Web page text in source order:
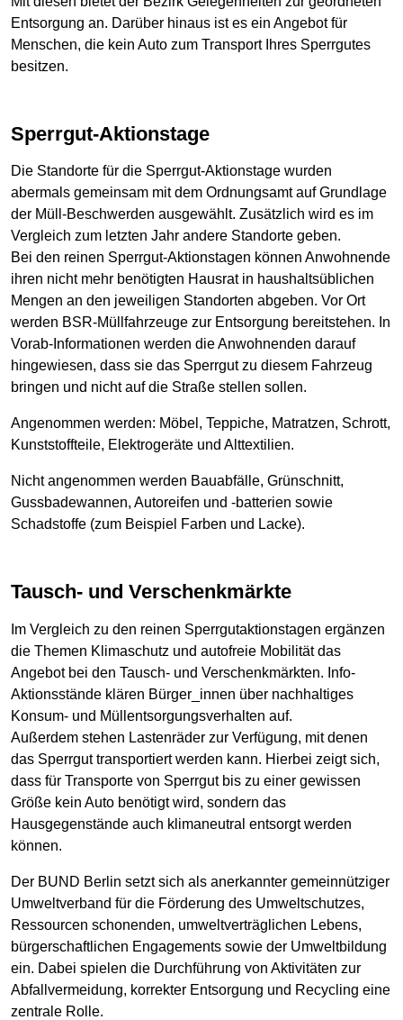
Entsorgung an. Darüber hinaus ist es ein Angebot für
Menschen, die kein Auto zum Transport Ihres Sperrgutes
besitzen.
Sperrgut-Aktionstage
Die Standorte für die Sperrgut-Aktionstage wurden
abermals gemeinsam mit dem Ordnungsamt auf Grundlage
der Müll-Beschwerden ausgewählt. Zusätzlich wird es im
Vergleich zum letzten Jahr andere Standorte geben.
Bei den reinen Sperrgut-Aktionstagen können Anwohnende
ihren nicht mehr benötigten Hausrat in haushaltsüblichen
Mengen an den jeweiligen Standorten abgeben. Vor Ort
werden BSR-Müllfahrzeuge zur Entsorgung bereitstehen. In
Vorab-Informationen werden die Anwohnenden darauf
hingewiesen, dass sie das Sperrgut zu diesem Fahrzeug
bringen und nicht auf die Straße stellen sollen.
Angenommen werden: Möbel, Teppiche, Matratzen, Schrott,
Kunststoffteile, Elektrogeräte und Alttextilien.
Nicht angenommen werden Bauabfälle, Grünschnitt,
Gussbadewannen, Autoreifen und -batterien sowie
Schadstoffe (zum Beispiel Farben und Lacke).
Tausch- und Verschenkmärkte
Im Vergleich zu den reinen Sperrgutaktionstagen ergänzen
die Themen Klimaschutz und autofreie Mobilität das
Angebot bei den Tausch- und Verschenkmärkten. Info-
Aktionsstände klären Bürger_innen über nachhaltiges
Konsum- und Müllentsorgungsverhalten auf.
Außerdem stehen Lastenräder zur Verfügung, mit denen
das Sperrgut transportiert werden kann. Hierbei zeigt sich,
dass für Transporte von Sperrgut bis zu einer gewissen
Größe kein Auto benötigt wird, sondern das
Hausgegenstände auch klimaneutral entsorgt werden
können.
Der BUND Berlin setzt sich als anerkannter gemeinnütziger
Umweltverband für die Förderung des Umweltschutzes,
Ressourcen schonenden, umweltverträglichen Lebens,
bürgerschaftlichen Engagements sowie der Umweltbildung
ein. Dabei spielen die Durchführung von Aktivitäten zur
Abfallvermeidung, korrekter Entsorgung und Recycling eine
zentrale Rolle.